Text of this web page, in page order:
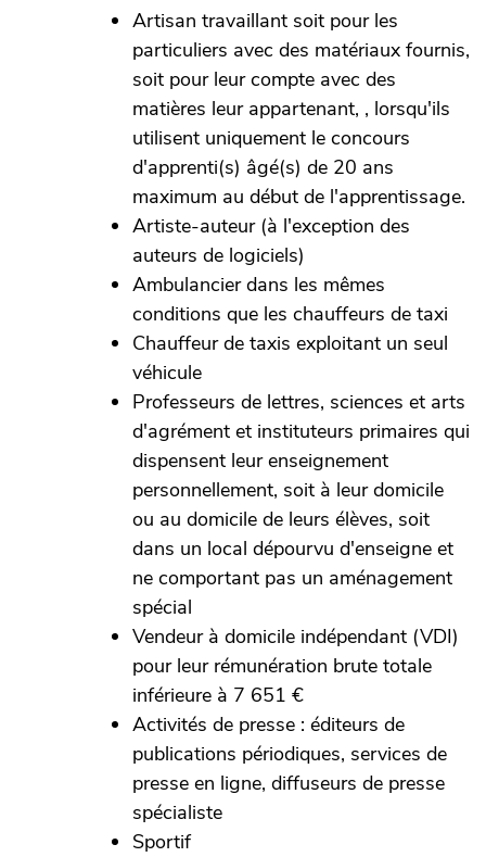
Artisan travaillant soit pour les
particuliers avec des matériaux fournis,
soit pour leur compte avec des
matières leur appartenant, , lorsqu'ils
utilisent uniquement le concours
d'apprenti(s) âgé(s) de 20 ans
maximum au début de l'apprentissage.
Artiste-auteur (à l'exception des
auteurs de logiciels)
Ambulancier dans les mêmes
conditions que les chauffeurs de taxi
Chauffeur de taxis exploitant un seul
véhicule
Professeurs de lettres, sciences et arts
d'agrément et instituteurs primaires qui
dispensent leur enseignement
personnellement, soit à leur domicile
ou au domicile de leurs élèves, soit
dans un local dépourvu d'enseigne et
ne comportant pas un aménagement
spécial
Vendeur à domicile indépendant (VDI)
pour leur rémunération brute totale
inférieure à 7 651 €
Activités de presse : éditeurs de
publications périodiques, services de
presse en ligne, diffuseurs de presse
spécialiste
Sportif